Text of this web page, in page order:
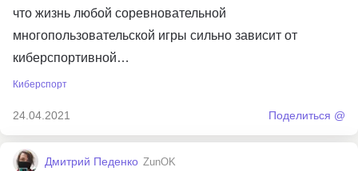
что жизнь любой соревновательной
многопользовательской игры сильно зависит от
киберспортивной…
Киберспорт
24.04.2021 Поделиться @
Дмитрий Педенко ZunOK